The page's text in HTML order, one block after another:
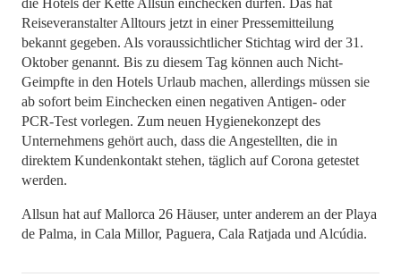
Reiseveranstalter Alltours jetzt in einer Pressemitteilung
bekannt gegeben. Als voraussichtlicher Stichtag wird der 31.
Oktober genannt. Bis zu diesem Tag können auch Nicht-
Geimpfte in den Hotels Urlaub machen, allerdings müssen sie
ab sofort beim Einchecken einen negativen Antigen- oder
PCR-Test vorlegen. Zum neuen Hygienekonzept des
Unternehmens gehört auch, dass die Angestellten, die in
direktem Kundenkontakt stehen, täglich auf Corona getestet
werden.
Allsun hat auf Mallorca 26 Häuser, unter anderem an der Playa
de Palma, in Cala Millor, Paguera, Cala Ratjada und Alcúdia.